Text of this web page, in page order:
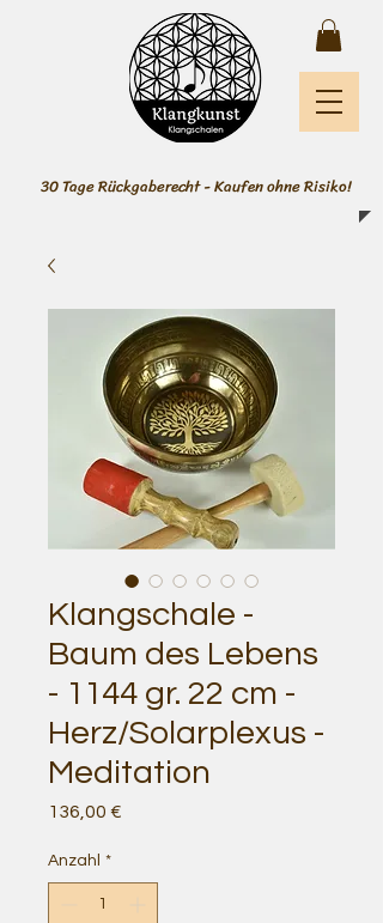
30 Tage Rückgaberecht - Kaufen ohne Risiko!
Klangschale -
Baum des Lebens
- 1144 gr. 22 cm -
Herz/Solarplexus -
Meditation
136,00 €
Anzahl *